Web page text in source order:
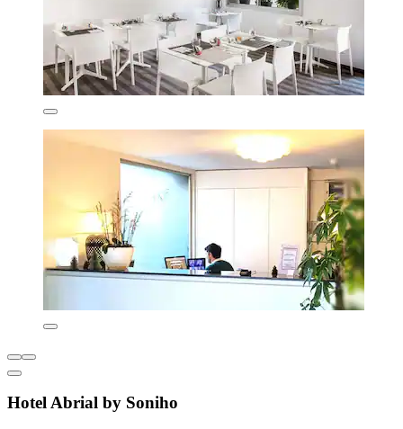
Hotel Abrial by Soniho